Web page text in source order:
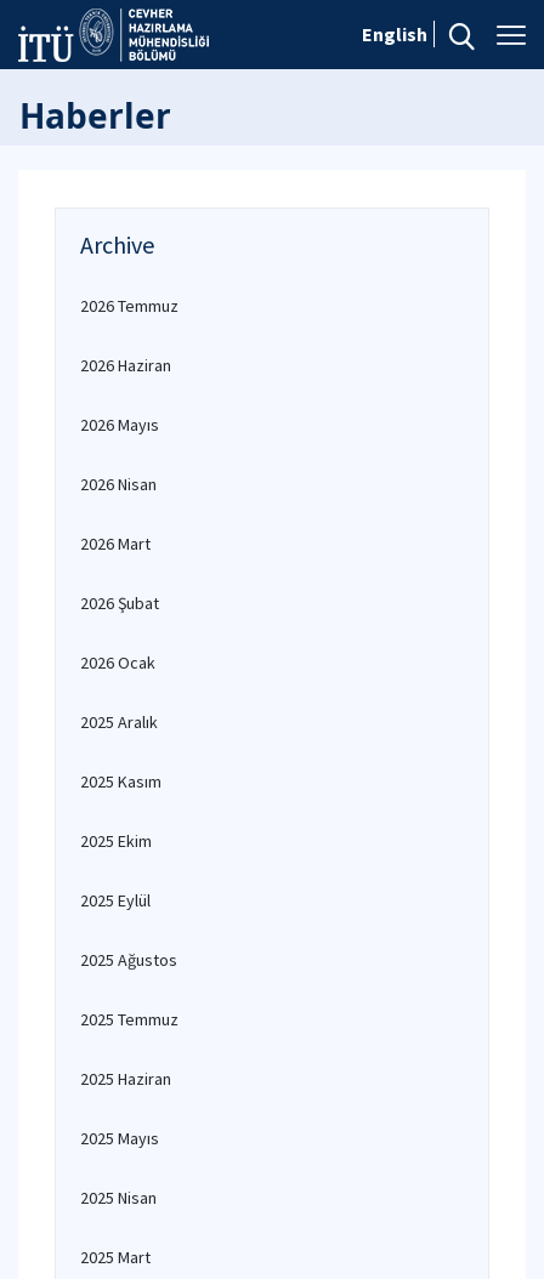
English
Haberler
Archive
2026 Temmuz
2026 Haziran
2026 Mayıs
2026 Nisan
2026 Mart
2026 Şubat
2026 Ocak
2025 Aralık
2025 Kasım
2025 Ekim
2025 Eylül
2025 Ağustos
2025 Temmuz
2025 Haziran
2025 Mayıs
2025 Nisan
2025 Mart